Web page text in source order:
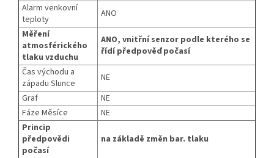
Alarm venkovní
teploty
ANO
Měření
atmosférického
tlaku vzduchu
ANO, vnitřní senzor podle kterého se
řídí předpověď počasí
Čas východu a
západu Slunce
NE
Graf
NE
Fáze Měsíce
NE
Princip
předpovědi
počasí
na základě změn bar. tlaku